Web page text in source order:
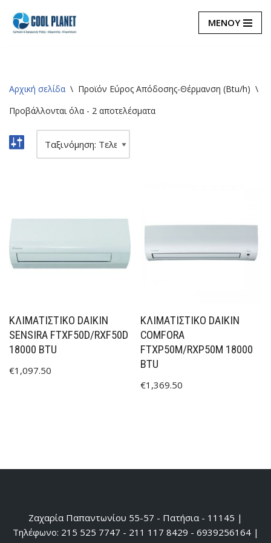
Μεταπηδήστε
ΜΕΝΟΥ
Αρχική σελίδα \ Προϊόν Εύρος Απόδοσης-Θέρμανση (Btu/h) \
Προβάλλονται όλα - 2 αποτελέσματα
ΚΛΙΜΑΤΙΣΤΙΚΟ DAIKIN
SENSIRA FTXF50D/RXF50D
18000 BTU
€1,097.50
ΚΛΙΜΑΤΙΣΤΙΚΟ DAIKIN
COMFORA
FTXP50M/RXP50M 18000
BTU
€1,369.50
Ζαχαρία Παπαντωνίου 55-57 - Πατήσια - 11145 |
Τηλέφωνο: 215 525 7747 - 211 117 8429 - 6939256164 |